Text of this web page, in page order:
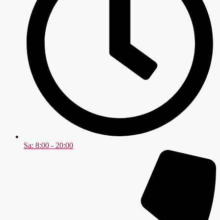
Sa: 8:00 - 20:00